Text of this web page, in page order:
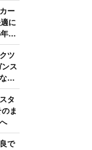
ー
に
6
ツ
ス
移
タ
ま
で